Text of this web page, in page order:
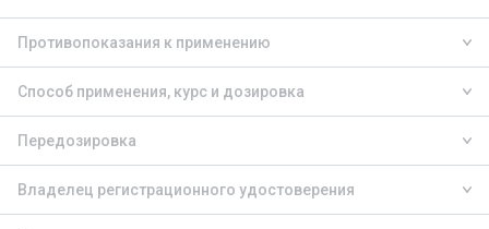
Противопоказания к применению
Способ применения, курс и дозировка
Передозировка
Владелец регистрационного удостоверения